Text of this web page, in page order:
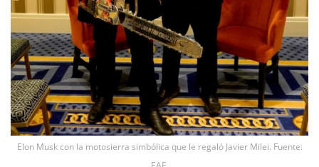
Elon Musk con la motosierra simbólica que le regaló Javier Milei. Fuente: